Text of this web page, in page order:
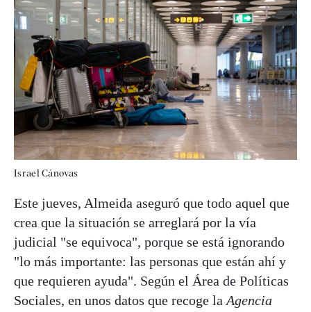
Israel Cánovas
Este jueves, Almeida aseguró que todo aquel que
crea que la situación se arreglará por la vía
judicial "se equivoca", porque se está ignorando
"lo más importante: las personas que están ahí y
que requieren ayuda". Según el Área de Políticas
Sociales, en unos datos que recoge laAgencia